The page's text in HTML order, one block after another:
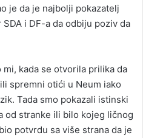
je da je najbolji pokazatelj
i DF-a da odbiju poziv da
kada se otvorila prilika da
spremni otići u Neum iako
Tada smo pokazali istinski
od stranke ili bilo kojeg ličnog
potvrdu sa više strana da je